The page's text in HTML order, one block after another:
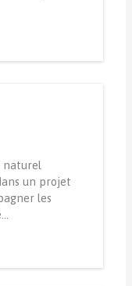
naturel
un projet
les